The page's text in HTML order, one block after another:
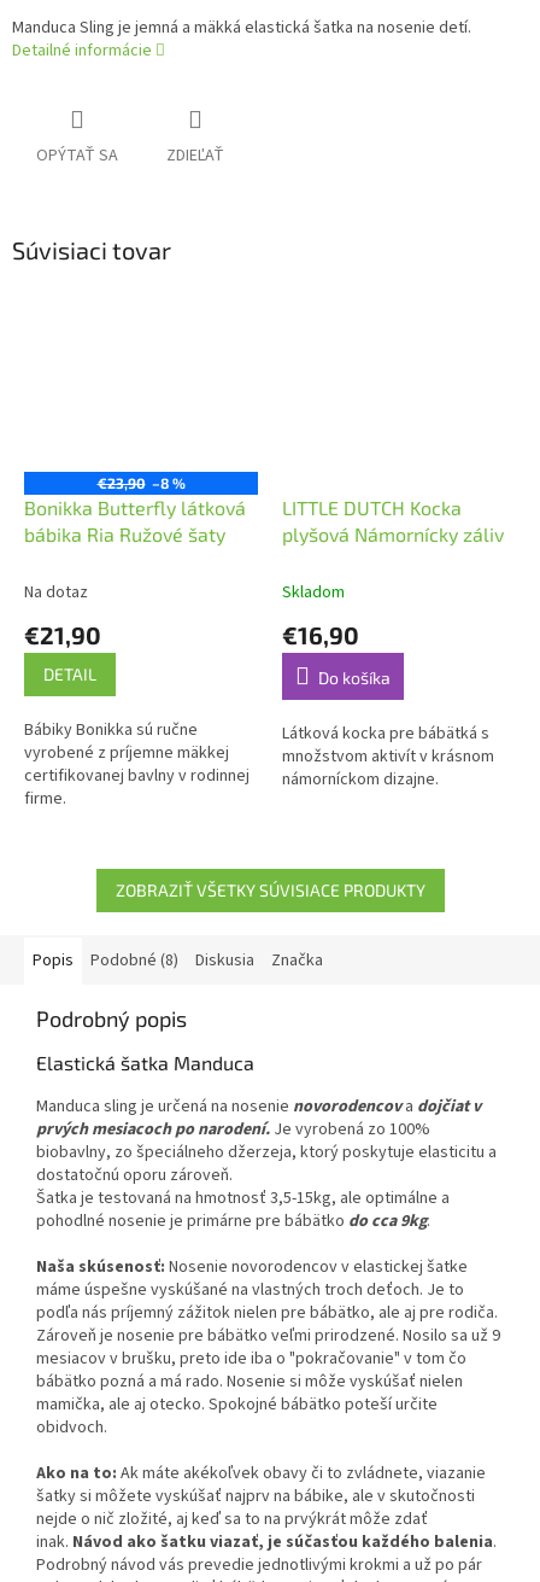
Manduca Sling je jemná a mäkká elastická šatka na nosenie detí.
Detailné informácie
OPÝTAŤ SA ZDIEĽAŤ
Súvisiaci tovar
€23,90 –8 %
Bonikka Butterfly látková
bábika Ria Ružové šaty
Na dotaz
€21,90
DETAIL
Bábiky Bonikka sú ručne
vyrobené z príjemne mäkkej
certifikovanej bavlny v rodinnej
firme.
LITTLE DUTCH Kocka
plyšová Námornícky záliv
Skladom
€16,90
Do košíka
Látková kocka pre bábätká s
množstvom aktivít v krásnom
námorníckom dizajne.
ZOBRAZIŤ VŠETKY SÚVISIACE PRODUKTY
Popis Podobné (8) Diskusia Značka
Podrobný popis
Elastická šatka Manduca
Manduca sling je určená na nosenie novorodencova dojčiat v
prvých mesiacoch po narodení. Je vyrobená zo 100%
biobavlny, zo špeciálneho džerzeja, ktorý poskytuje elasticitu a
dostatočnú oporu zároveň.
Šatka je testovaná na hmotnosť 3,5-15kg, ale optimálne a
pohodlné nosenie je primárne pre bábätko do cca 9kg.
Naša skúsenosť: Nosenie novorodencov v elastickej šatke
máme úspešne vyskúšané na vlastných troch deťoch. Je to
podľa nás príjemný zážitok nielen pre bábätko, ale aj pre rodiča.
Zároveň je nosenie pre bábätko veľmi prirodzené. Nosilo sa už 9
mesiacov v brušku, preto ide iba o "pokračovanie" v tom čo
bábätko pozná a má rado. Nosenie si môže vyskúšať nielen
mamička, ale aj otecko. Spokojné bábätko poteší určite
obidvoch.
Ako na to: Ak máte akékoľvek obavy či to zvládnete, viazanie
šatky si môžete vyskúšať najprv na bábike, ale v skutočnosti
nejde o nič zložité, aj keď sa to na prvýkrát môže zdať
inak. Návod ako šatku viazať, je súčasťou každého balenia.
Podrobný návod vás prevedie jednotlivými krokmi a už po pár